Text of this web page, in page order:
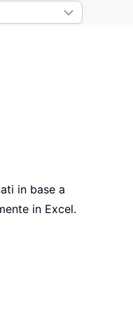
in base a
in Excel.